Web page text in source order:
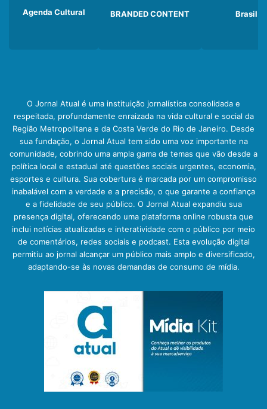
Agenda Cultural BRANDED CONTENT Brasil
O Jornal Atual é uma instituição jornalística consolidada e
respeitada, profundamente enraizada na vida cultural e social da
Região Metropolitana e da Costa Verde do Rio de Janeiro. Desde
sua fundação, o Jornal Atual tem sido uma voz importante na
comunidade, cobrindo uma ampla gama de temas que vão desde a
política local e estadual até questões sociais urgentes, economia,
esportes e cultura. Sua cobertura é marcada por um compromisso
inabalável com a verdade e a precisão, o que garante a confiança
e a fidelidade de seu público. O Jornal Atual expandiu sua
presença digital, oferecendo uma plataforma online robusta que
inclui notícias atualizadas e interatividade com o público por meio
de comentários, redes sociais e podcast. Esta evolução digital
permitiu ao jornal alcançar um público mais amplo e diversificado,
adaptando-se às novas demandas de consumo de mídia.